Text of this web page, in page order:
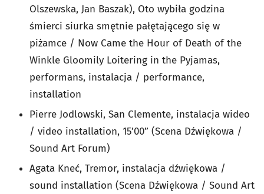
Olszewska, Jan Baszak), Oto wybiła godzina
śmierci siurka smętnie pałętającego się w
piżamce / Now Came the Hour of Death of the
Winkle Gloomily Loitering in the Pyjamas,
performans, instalacja / performance,
installation
Pierre Jodlowski, San Clemente, instalacja wideo
/ video installation, 15’00” (Scena Dźwiękowa /
Sound Art Forum)
Agata Kneć, Tremor, instalacja dźwiękowa /
sound installation (Scena Dźwiękowa / Sound Art